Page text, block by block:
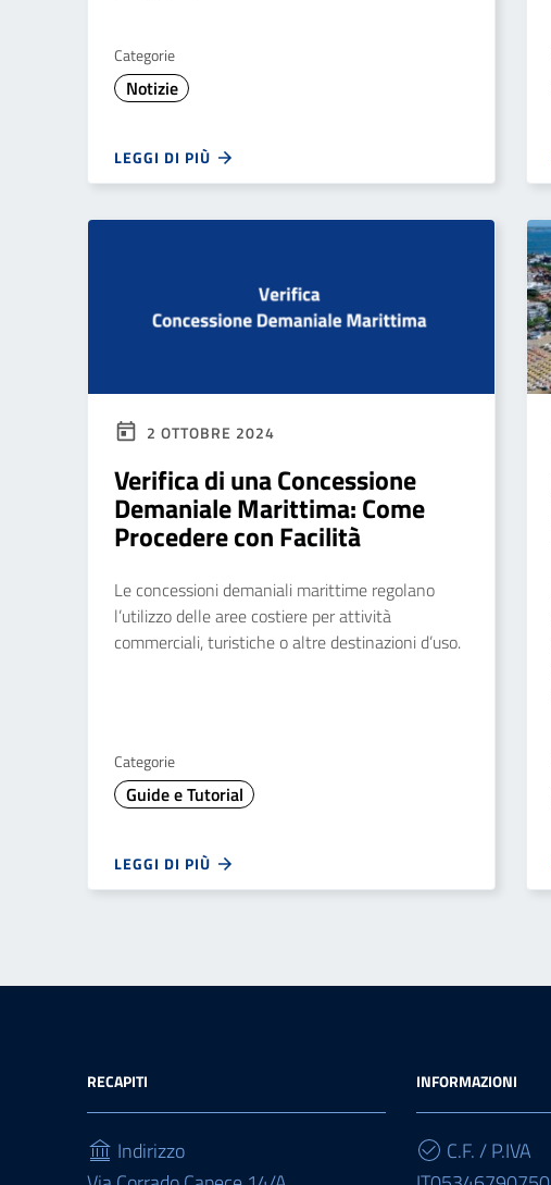
Categorie
Notizie
LEGGI DI PIÙ
2 OTTOBRE 2024
Verifica di una Concessione
Demaniale Marittima: Come
Procedere con Facilità
Le concessioni demaniali marittime regolano
l’utilizzo delle aree costiere per attività
commerciali, turistiche o altre destinazioni d’uso.
Categorie
Guide e Tutorial
LEGGI DI PIÙ
RECAPITI
Indirizzo
INFORMAZIONI
C.F. / P.IVA